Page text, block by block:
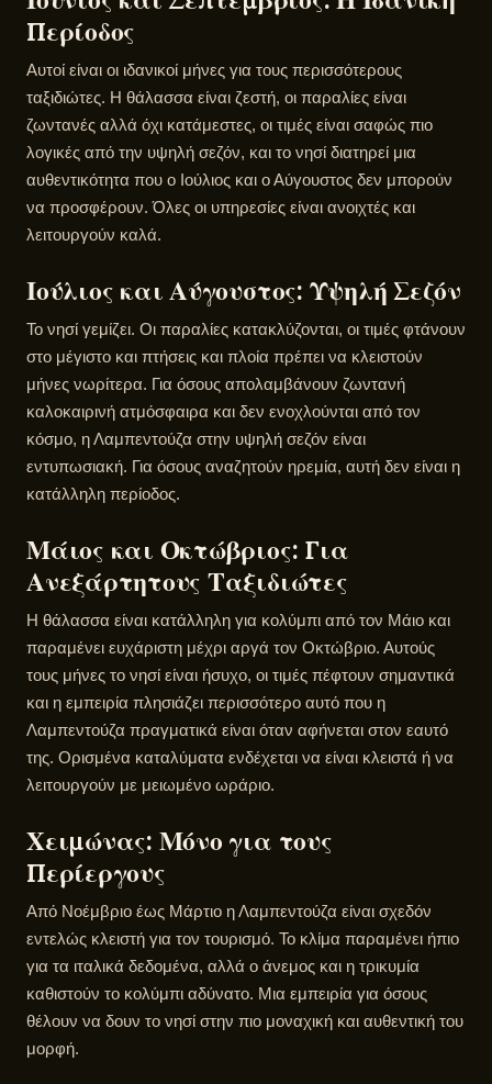
Περίοδος
Αυτοί είναι οι ιδανικοί μήνες για τους περισσότερους
ταξιδιώτες. Η θάλασσα είναι ζεστή, οι παραλίες είναι
ζωντανές αλλά όχι κατάμεστες, οι τιμές είναι σαφώς πιο
λογικές από την υψηλή σεζόν, και το νησί διατηρεί μια
αυθεντικότητα που ο Ιούλιος και ο Αύγουστος δεν μπορούν
να προσφέρουν. Όλες οι υπηρεσίες είναι ανοιχτές και
λειτουργούν καλά.
Ιούλιος και Αύγουστος: Υψηλή Σεζόν
Το νησί γεμίζει. Οι παραλίες κατακλύζονται, οι τιμές φτάνουν
στο μέγιστο και πτήσεις και πλοία πρέπει να κλειστούν
μήνες νωρίτερα. Για όσους απολαμβάνουν ζωντανή
καλοκαιρινή ατμόσφαιρα και δεν ενοχλούνται από τον
κόσμο, η Λαμπεντούζα στην υψηλή σεζόν είναι
εντυπωσιακή. Για όσους αναζητούν ηρεμία, αυτή δεν είναι η
κατάλληλη περίοδος.
Μάιος και Οκτώβριος: Για
Ανεξάρτητους Ταξιδιώτες
Η θάλασσα είναι κατάλληλη για κολύμπι από τον Μάιο και
παραμένει ευχάριστη μέχρι αργά τον Οκτώβριο. Αυτούς
τους μήνες το νησί είναι ήσυχο, οι τιμές πέφτουν σημαντικά
και η εμπειρία πλησιάζει περισσότερο αυτό που η
Λαμπεντούζα πραγματικά είναι όταν αφήνεται στον εαυτό
της. Ορισμένα καταλύματα ενδέχεται να είναι κλειστά ή να
λειτουργούν με μειωμένο ωράριο.
Χειμώνας: Μόνο για τους
Περίεργους
Από Νοέμβριο έως Μάρτιο η Λαμπεντούζα είναι σχεδόν
εντελώς κλειστή για τον τουρισμό. Το κλίμα παραμένει ήπιο
για τα ιταλικά δεδομένα, αλλά ο άνεμος και η τρικυμία
καθιστούν το κολύμπι αδύνατο. Μια εμπειρία για όσους
θέλουν να δουν το νησί στην πιο μοναχική και αυθεντική του
μορφή.